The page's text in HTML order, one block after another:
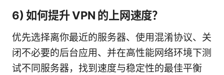
6) 如何提升 VPN 的上网速度？
优先选择离你最近的服务器、使用混淆协议、关
闭不必要的后台应用、并在高性能网络环境下测
试不同服务器，找到速度与稳定性的最佳平衡